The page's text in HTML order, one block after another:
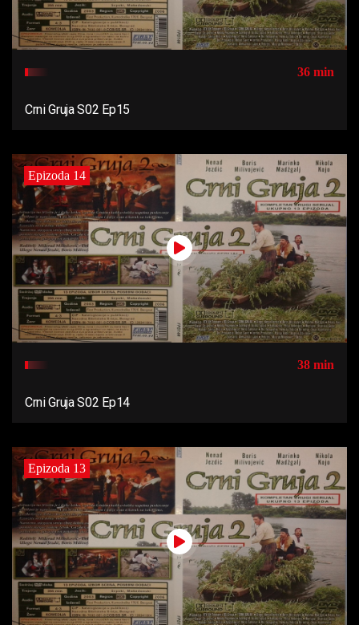
36 min
Crni Gruja S02 Ep15
Epizoda 14
38 min
Crni Gruja S02 Ep14
Epizoda 13